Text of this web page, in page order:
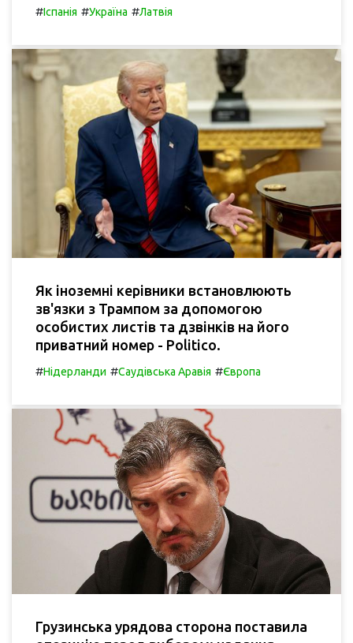
#Іспанія #Україна #Латвія
Як іноземні керівники встановлюють
зв'язки з Трампом за допомогою
особистих листів та дзвінків на його
приватний номер - Politico.
#Нідерланди #Саудівська Аравія #Європа
Грузинська урядова сторона поставила